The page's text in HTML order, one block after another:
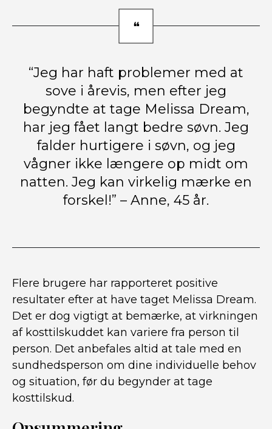
“Jeg har haft problemer med at
sove i årevis, men efter jeg
begyndte at tage Melissa Dream,
har jeg fået langt bedre søvn. Jeg
falder hurtigere i søvn, og jeg
vågner ikke længere op midt om
natten. Jeg kan virkelig mærke en
forskel!” – Anne, 45 år.
Flere brugere har rapporteret positive
resultater efter at have taget Melissa Dream.
Det er dog vigtigt at bemærke, at virkningen
af kosttilskuddet kan variere fra person til
person. Det anbefales altid at tale med en
sundhedsperson om dine individuelle behov
og situation, før du begynder at tage
kosttilskud.